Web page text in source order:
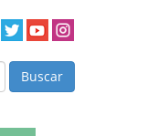
Buscar